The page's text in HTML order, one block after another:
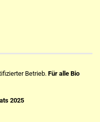
Betrieb. Für alle Bio
2025